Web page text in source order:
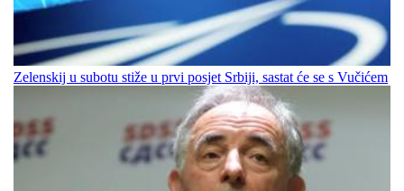
Zelenskij u subotu stiže u prvi posjet Srbiji, sastat će se s Vučićem